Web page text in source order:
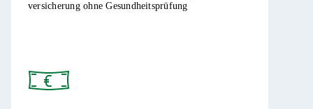
versicherung ohne Gesundheitsprüfung​​​